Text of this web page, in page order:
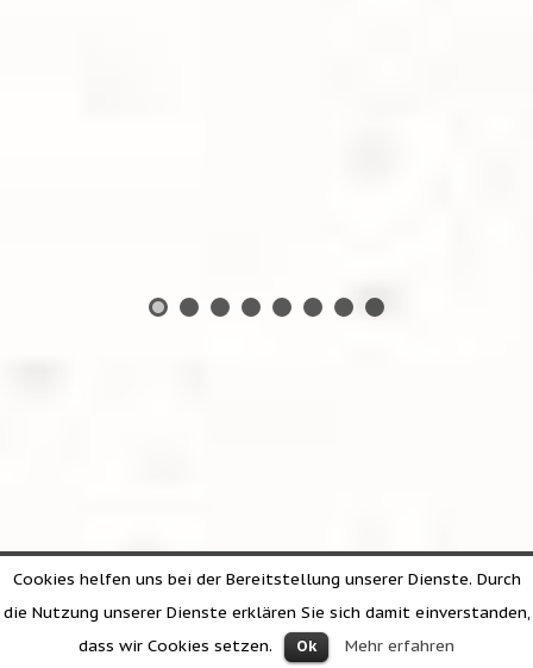
Cookies helfen uns bei der Bereitstellung unserer Dienste. Durch
die Nutzung unserer Dienste erklären Sie sich damit einverstanden,
dass wir Cookies setzen.
Ok Mehr erfahren